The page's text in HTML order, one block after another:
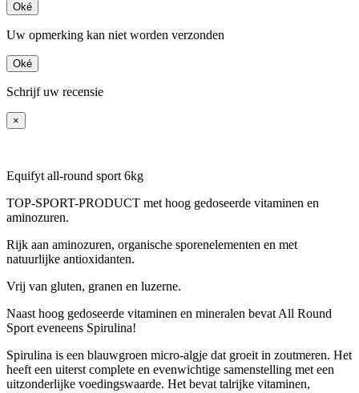
Oké
Uw opmerking kan niet worden verzonden
Oké
Schrijf uw recensie
×
Equifyt all-round sport 6kg
TOP-SPORT-PRODUCT met hoog gedoseerde vitaminen en
aminozuren.
Rijk aan aminozuren, organische sporenelementen en met
natuurlijke antioxidanten.
Vrij van gluten, granen en luzerne.
Naast hoog gedoseerde vitaminen en mineralen bevat All Round
Sport eveneens Spirulina!
Spirulina is een blauwgroen micro-algje dat groeit in zoutmeren. Het
heeft een uiterst complete en evenwichtige samenstelling met een
uitzonderlijke voedingswaarde. Het bevat talrijke vitaminen,